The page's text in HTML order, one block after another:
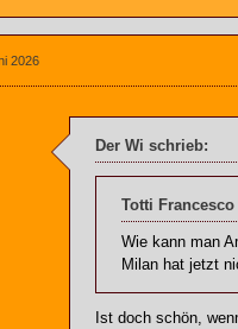
2026
Der Wi schrieb:
Totti
Wie kann man
Milan hat jetzt
Ist doch schön,